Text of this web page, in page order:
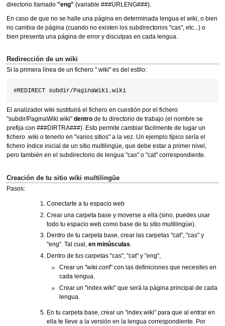
directorio llamado "eng" (variable ###URLENG###).
En caso de que no se halle una página en determinada lengua el wiki, o bien
no cambia de página (cuando no existen los subdirectorios "cas", etc...) o
bien presenta una página de error y disculpas en cada lengua.
Redirección de un wiki
Si la primera línea de un fichero ".wiki" es del estilo:
El analizador wiki sustituirá el fichero en cuestión por el fichero
"subdir/PaginaWiki.wiki" dentrode tu directorio de trabajo (el nombre se
prefija con ###DIRTRA###). Esto permite cambiar fácilmente de lugar un
fichero .wiki o tenerlo en "varios sitios" a la vez. Un ejemplo típico sería el
fichero índice inicial de un sitio multilingüe, que debe estar a primer nivel,
pero también en el subdirectorio de lengua "cas" o "cat" correspondiente.
Creación de tu sitio wiki multilingüe
Pasos:
Conectarte a tu espacio web
Crear una carpeta base y moverse a ella (sino, puedes usar
todo tu espacio web como base de tu sitio multilingüe).
Dentro de tu carpeta base, crear las carpetas "cat", "cas" y
"eng". Tal cual, en minúsculas.
Dentro de tus carpetas "cas", "cat" y "eng",
Crear un "wiki.conf" con las definiciones que necesites en
cada lengua.
Crear un "index.wiki" que será la página principal de cada
lengua.
En tu carpeta base, crear un "index.wiki" para que al entrar en
ella te lleve a la versión en la lengua correspondiente. Por